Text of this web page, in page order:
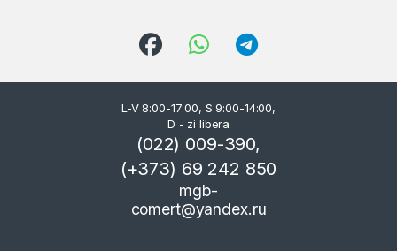
L-V 8:00-17:00, S 9:00-14:00,
D - zi libera
(022) 009-390,
(+373) 69 242 850
mgb-
comert@yandex.ru